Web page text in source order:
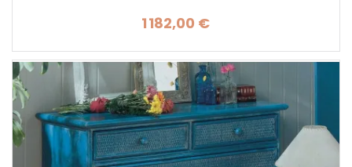
Prix
1 182,00 €